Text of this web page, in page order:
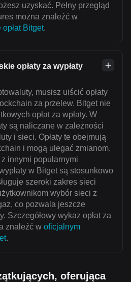
uzyskać. Pełny przegląd
można znaleźć w
Bitget.
opłaty za wypłaty
musisz uiścić opłaty
za przelew. Bitget nie
opłat za wpłaty. W
są naliczane w zależności
i sieci. Opłaty te obejmują
i mogą ulegać zmianom.
innymi popularnymi
w Bitget są stosunkowo
szeroki zakres sieci
wybór sieci z
co pozwala jeszcze
Szczegółowy wykaz opłat za
znaleźć w oficjalnym
.
oferująca